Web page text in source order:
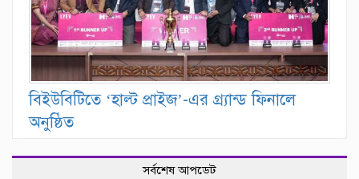
বিইউবিটিতে ‘হাল্ট প্রাইজ’-এর গ্র্যান্ড ফিনালে
অনুষ্ঠিত
সর্বশেষ আপডেট